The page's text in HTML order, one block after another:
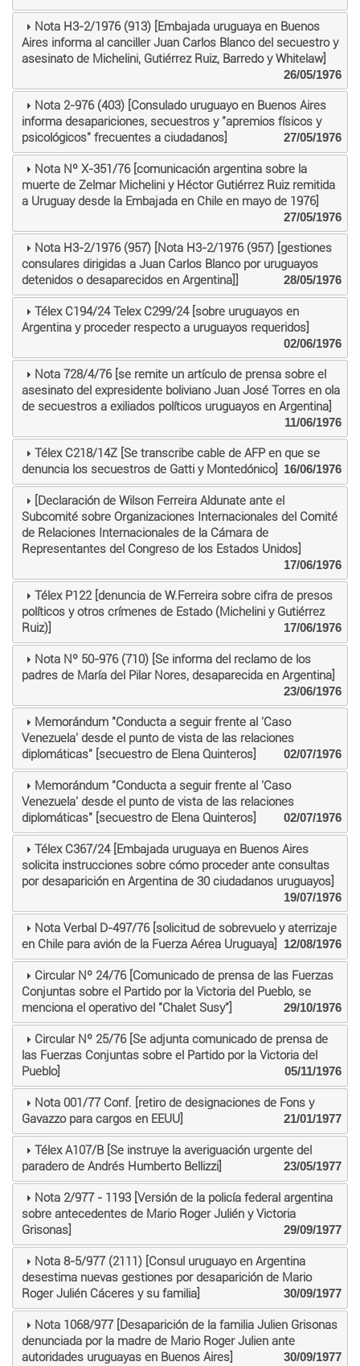
Nota H3-2/1976 (913) [Embajada uruguaya en Buenos
Aires informa al canciller Juan Carlos Blanco del secuestro y
asesinato de Michelini, Gutiérrez Ruiz, Barredo y Whitelaw]
26/05/1976
Nota 2-976 (403) [Consulado uruguayo en Buenos Aires
informa desapariciones, secuestros y "apremios físicos y
psicológicos" frecuentes a ciudadanos]
27/05/1976
Nota Nº X-351/76 [comunicación argentina sobre la
muerte de Zelmar Michelini y Héctor Gutiérrez Ruiz remitida
a Uruguay desde la Embajada en Chile en mayo de 1976]
27/05/1976
Nota H3-2/1976 (957) [Nota H3-2/1976 (957) [gestiones
consulares dirigidas a Juan Carlos Blanco por uruguayos
detenidos o desaparecidos en Argentina]]
28/05/1976
Télex C194/24 Telex C299/24 [sobre uruguayos en
Argentina y proceder respecto a uruguayos requeridos]
02/06/1976
Nota 728/4/76 [se remite un artículo de prensa sobre el
asesinato del expresidente boliviano Juan José Torres en ola
de secuestros a exiliados políticos uruguayos en Argentina]
11/06/1976
Télex C218/14Z [Se transcribe cable de AFP en que se
denuncia los secuestros de Gatti y Montedónico]
16/06/1976
[Declaración de Wilson Ferreira Aldunate ante el
Subcomité sobre Organizaciones Internacionales del Comité
de Relaciones Internacionales de la Cámara de
Representantes del Congreso de los Estados Unidos]
17/06/1976
Télex P122 [denuncia de W.Ferreira sobre cifra de presos
políticos y otros crímenes de Estado (Michelini y Gutiérrez
Ruiz)]
17/06/1976
Nota Nº 50-976 (710) [Se informa del reclamo de los
padres de María del Pilar Nores, desaparecida en Argentina]
23/06/1976
Memorándum "Conducta a seguir frente al 'Caso
Venezuela' desde el punto de vista de las relaciones
diplomáticas" [secuestro de Elena Quinteros]
02/07/1976
Memorándum "Conducta a seguir frente al 'Caso
Venezuela' desde el punto de vista de las relaciones
diplomáticas" [secuestro de Elena Quinteros]
02/07/1976
Télex C367/24 [Embajada uruguaya en Buenos Aires
solicita instrucciones sobre cómo proceder ante consultas
por desaparición en Argentina de 30 ciudadanos uruguayos]
19/07/1976
Nota Verbal D-497/76 [solicitud de sobrevuelo y aterrizaje
en Chile para avión de la Fuerza Aérea Uruguaya]
12/08/1976
Circular Nº 24/76 [Comunicado de prensa de las Fuerzas
Conjuntas sobre el Partido por la Victoria del Pueblo, se
menciona el operativo del "Chalet Susy"]
29/10/1976
Circular Nº 25/76 [Se adjunta comunicado de prensa de
las Fuerzas Conjuntas sobre el Partido por la Victoria del
Pueblo]
05/11/1976
Nota 001/77 Conf. [retiro de designaciones de Fons y
Gavazzo para cargos en EEUU]
21/01/1977
Télex A107/B [Se instruye la averiguación urgente del
paradero de Andrés Humberto Bellizzi]
23/05/1977
Nota 2/977 - 1193 [Versión de la policía federal argentina
sobre antecedentes de Mario Roger Julién y Victoria
Grisonas]
29/09/1977
Nota 8-5/977 (2111) [Consul uruguayo en Argentina
desestima nuevas gestiones por desaparición de Mario
Roger Julién Cáceres y su familia]
30/09/1977
Nota 1068/977 [Desaparición de la familia Julien Grisonas
denunciada por la madre de Mario Roger Julien ante
autoridades uruguayas en Buenos Aires]
30/09/1977